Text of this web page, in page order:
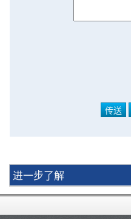
进一步了解
买卖衍生产品须知
开设户口